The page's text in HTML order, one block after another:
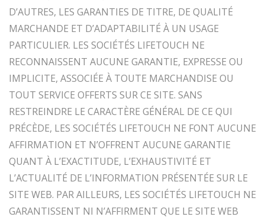
D’AUTRES, LES GARANTIES DE TITRE, DE QUALITÉ
MARCHANDE ET D’ADAPTABILITÉ À UN USAGE
PARTICULIER. LES SOCIÉTÉS LIFETOUCH NE
RECONNAISSENT AUCUNE GARANTIE, EXPRESSE OU
IMPLICITE, ASSOCIÉE À TOUTE MARCHANDISE OU
TOUT SERVICE OFFERTS SUR CE SITE. SANS
RESTREINDRE LE CARACTÈRE GÉNÉRAL DE CE QUI
PRÉCÈDE, LES SOCIÉTÉS LIFETOUCH NE FONT AUCUNE
AFFIRMATION ET N’OFFRENT AUCUNE GARANTIE
QUANT À L’EXACTITUDE, L’EXHAUSTIVITÉ ET
L’ACTUALITÉ DE L’INFORMATION PRÉSENTÉE SUR LE
SITE WEB. PAR AILLEURS, LES SOCIÉTÉS LIFETOUCH NE
GARANTISSENT NI N’AFFIRMENT QUE LE SITE WEB